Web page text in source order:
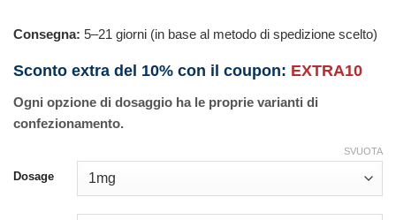
Consegna: 5–21 giorni (in base al metodo di spedizione scelto)
Sconto extra del 10% con il coupon: EXTRA10
Ogni opzione di dosaggio ha le proprie varianti di
confezionamento.
Dosage
SVUOTA